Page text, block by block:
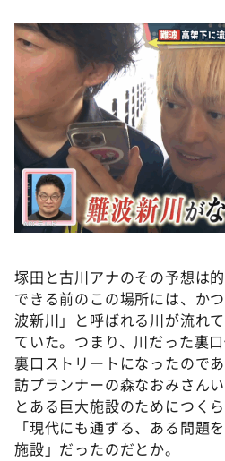
塚田と古川アナのその予想は
できる前のこの場所には、か
波新川」と呼ばれる川が流れ
ていた。つまり、川だった裏
裏口ストリートになったので
訪プランナーの森なおみさん
とある巨大施設のためにつく
「現代にも通ずる、ある問題
施設」だったのだとか。